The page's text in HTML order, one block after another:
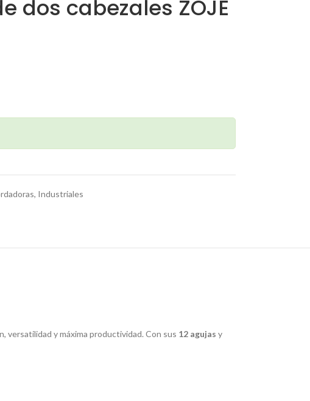
dos cabezales ZOJE
, Industriales
versatilidad y máxima productividad. Con sus 12 agujas y